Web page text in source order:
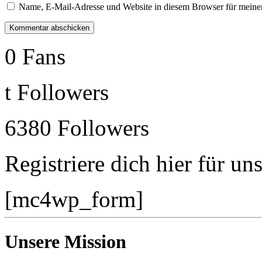
Name, E-Mail-Adresse und Website in diesem Browser für
0 Fans
t Followers
6380 Followers
Registriere dich hier für
[mc4wp_form]
Unsere Mission